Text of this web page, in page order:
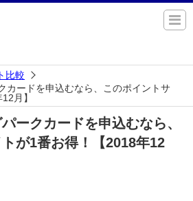
比較
カードを申込むなら、このポイントサ
月】
ークカードを申込むなら、
が1番お得！【2018年12